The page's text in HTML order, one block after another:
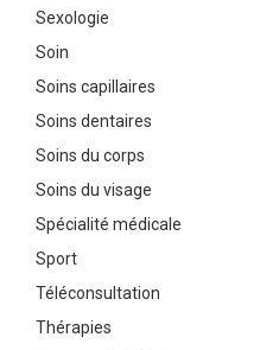
Sexologie
Soin
Soins capillaires
Soins dentaires
Soins du corps
Soins du visage
Spécialité médicale
Sport
Téléconsultation
Thérapies